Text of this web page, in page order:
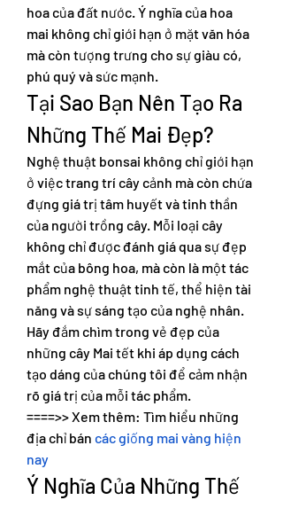
hoa của đất nước. Ý nghĩa của hoa
mai không chỉ giới hạn ở mặt văn hóa
mà còn tượng trưng cho sự giàu có,
phú quý và sức mạnh.
Tại Sao Bạn Nên Tạo Ra
Những Thế Mai Đẹp?
Nghệ thuật bonsai không chỉ giới hạn
ở việc trang trí cây cảnh mà còn chứa
đựng giá trị tâm huyết và tinh thần
của người trồng cây. Mỗi loại cây
không chỉ được đánh giá qua sự đẹp
mắt của bông hoa, mà còn là một tác
phẩm nghệ thuật tinh tế, thể hiện tài
năng và sự sáng tạo của nghệ nhân.
Hãy đắm chìm trong vẻ đẹp của
những cây Mai tết khi áp dụng cách
tạo dáng của chúng tôi để cảm nhận
rõ giá trị của mỗi tác phẩm.
====>> Xem thêm: Tìm hiểu những
địa chỉ bán các giống mai vàng hiện
nay
Ý Nghĩa Của Những Thế